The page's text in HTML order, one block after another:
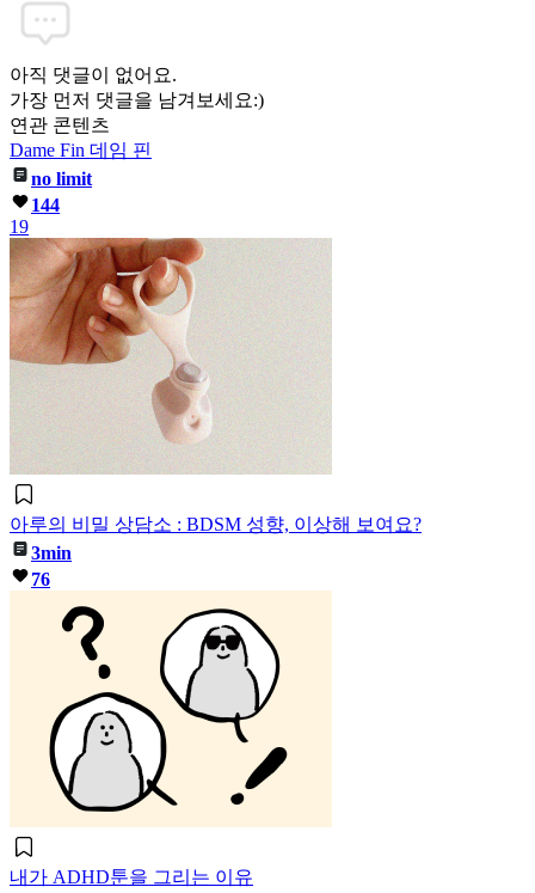
아직 댓글이 없어요.
가장 먼저 댓글을 남겨보세요:)
연관 콘텐츠
Dame Fin 데임 핀
no limit
144
19
아루의 비밀 상담소 : BDSM 성향, 이상해 보여요?
3min
76
내가 ADHD툰을 그리는 이유